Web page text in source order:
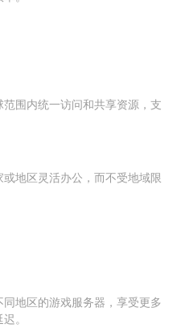
围内统一访问和共享资源，支
地区灵活办公，而不受地域限
地区的游戏服务器，享受更多
。